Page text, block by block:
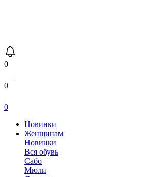
0
0
0
Новинки
Женщинам
Новинки
Вся обувь
Сабо
Мюли